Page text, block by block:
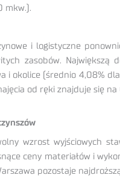
mkw.).
i logistyczne
zasobów.
i okolice (średnio 4,08%
od ręki znajduje się
wzrost wyjściowych
ceny materiałów i
pozostaje